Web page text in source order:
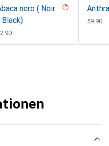
nero ( Noir
CHF
59.90